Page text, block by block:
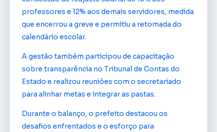
professores e 12% aos demais servidores, medida
que encerrou a greve e permitiu a retomada do
calendário escolar.
A gestão também participou de capacitação
sobre transparência no Tribunal de Contas do
Estado e realizou reuniões com o secretariado
para alinhar metas e integrar as pastas.
Durante o balanço, o prefeito destacou os
desafios enfrentados e o esforço para